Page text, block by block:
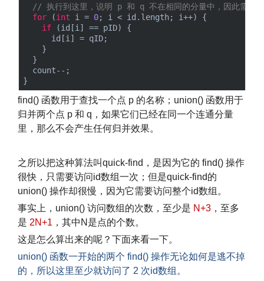
// 执行到这里，说明 p 和 q 不在相同的分量中，因此需要
for (int i = 0; i < id.length; i++) {
if (id[i] == pID) {
id[i] = qID;
}
}
count--;
find() 函数用于查找一个点 p 的名称；union() 函数用于
归并两个点 p 和 q，如果它们已经在同一个连通分量
里，那么不会产生任何归并效果。
之所以把这种算法叫quick-find，是因为它的 find() 操作
很快，只需要访问id数组一次；但是quick-find的
union() 操作却很慢，因为它需要访问整个id数组。
事实上，union() 访问数组的次数，至少是 N+3 ，至多
是 2N+1 ，其中N是点的个数。
这是怎么算出来的呢？下面来看一下。
union() 函数一开始的两个 find() 操作无论如何是逃不掉
的，所以这里至少就访问了 2 次id数组。